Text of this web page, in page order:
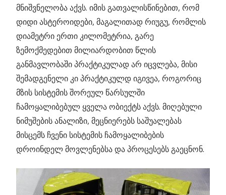
მნიშვნელობა აქვს. იმის გათვალისწინებით, რომ
დიდი ასტეროიდები, მაგალითად რიუგუ, რომლის
დიამეტრი ერთი კილომეტრია, გარე
ზემოქმედებით მილიარდობით წლის
განმავლობაში პრაქტიკულად არ იცვლება, მისი
შემადგენელი კი პრაქტიკულდ იგივეა, როგორიც
მზის სისტემის შორეულ წარსულში
ჩამოყალიბებულ ყველა ობიექტს აქვს. მიღებული
ნიმუშების ანალიზი, მეცნიერებს საშუალებას
მისცემს ჩვენი სისტემის ჩამოყალიბების
დროინდელ მოვლენებსა და პროცესებს გაეცნონ.